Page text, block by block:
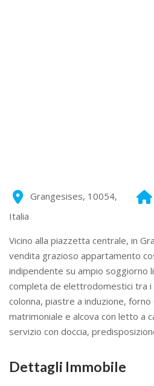
Grangesises, 10054,
Italia
Vicino alla piazzetta centrale, in
vendita grazioso appartamento
indipendente su ampio soggiorno
completa de elettrodomestici tra i
colonna, piastre a induzione, forno
matrimoniale e alcova con letto a
servizio con doccia,
Dettagli Immobile